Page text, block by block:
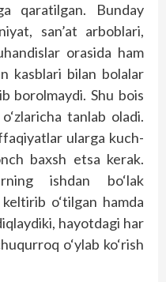
qaratilgan. Bunday
san’at arboblari,
orasida ham
kasblari bilan bolalar
borolmaydi. Shu bois
tanlab oladi.
ularga kuch-
baxsh etsa kerak.
ishdan bo‘lak
o‘tilgan hamda
hayotdagi har
o‘ylab ko‘rish